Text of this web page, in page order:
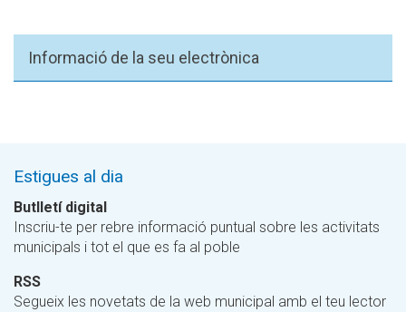
Informació de la seu electrònica
Estigues al dia
Butlletí digital
Inscriu-te per rebre informació puntual sobre les activitats
municipals i tot el que es fa al poble
RSS
Segueix les novetats de la web municipal amb el teu lector